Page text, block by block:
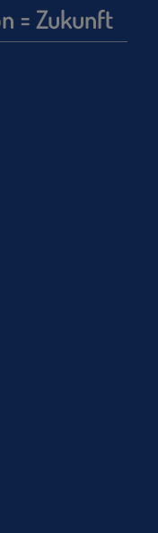
= Zukunft